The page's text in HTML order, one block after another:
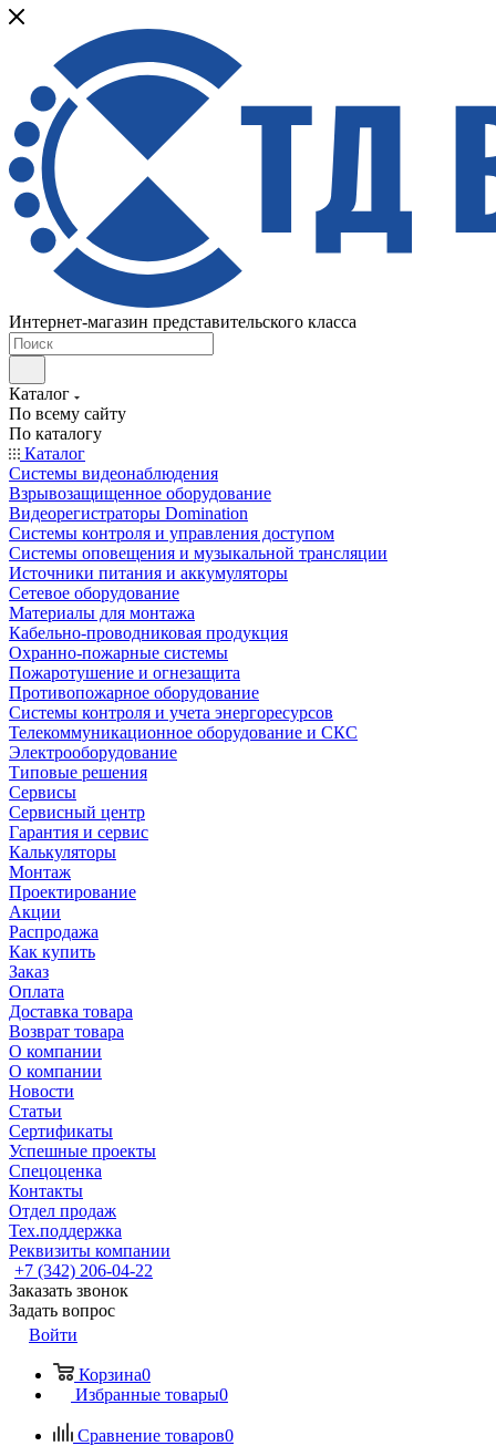
Интернет-магазин представительского класса
Каталог
По всему сайту
По каталогу
Каталог
Системы видеонаблюдения
Взрывозащищенное оборудование
Видеорегистраторы Domination
Системы контроля и управления доступом
Системы оповещения и музыкальной трансляции
Источники питания и аккумуляторы
Сетевое оборудование
Материалы для монтажа
Кабельно-проводниковая продукция
Охранно-пожарные системы
Пожаротушение и огнезащита
Противопожарное оборудование
Системы контроля и учета энергоресурсов
Телекоммуникационное оборудование и СКС
Электрооборудование
Типовые решения
Сервисы
Сервисный центр
Гарантия и сервис
Калькуляторы
Монтаж
Проектирование
Акции
Распродажа
Как купить
Заказ
Оплата
Доставка товара
Возврат товара
О компании
О компании
Новости
Статьи
Сертификаты
Успешные проекты
Спецоценка
Контакты
Отдел продаж
Тех.поддержка
Реквизиты компании
+7 (342) 206-04-22
Заказать звонок
Задать вопрос
Войти
Корзина0
Избранные товары0
Сравнение товаров0